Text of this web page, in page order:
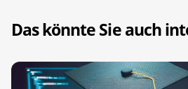
Das könnte Sie auch